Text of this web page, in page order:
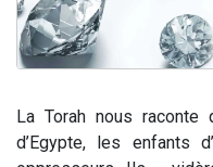
La Torah nous
d’Egypte, les enfants